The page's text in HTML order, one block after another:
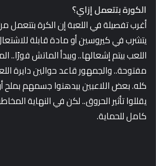
الكورة بتتعمل إزاي؟
أغرب تفصيلة في اللعبة إن الكرة بتتعمل
يتشرب في كيروسين أو مادة قابلة
اللعب بيتم إشعالها.. ويبدأ الماتش
مفتوحة.. والجمهور قاعد حوالين دايرة
كله. بعض اللاعبين بيدهنوا جسمهم بملح
يقللوا تأثير الحروق.. لكن في النهاية
كامل للحماية.